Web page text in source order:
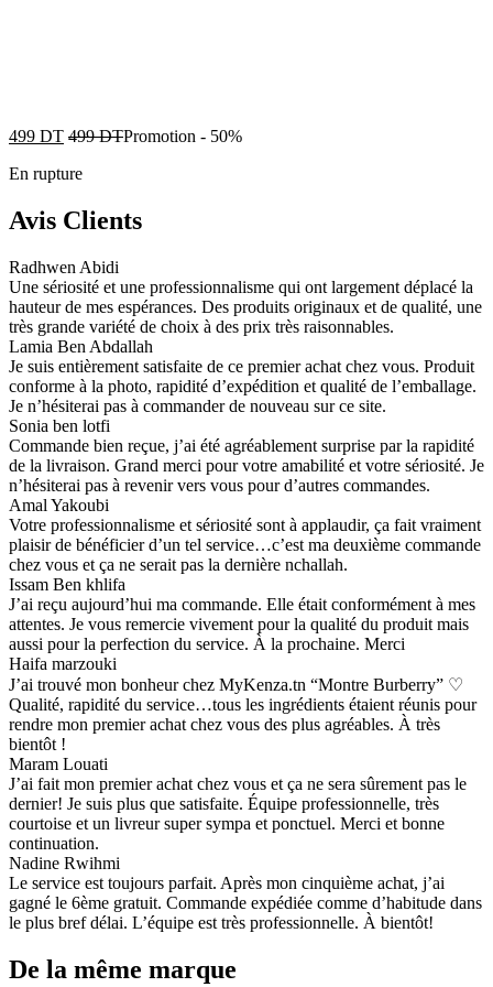
499 DT 499DTPromotion - 50%
En rupture
Avis Clients
Radhwen Abidi
Une sériosité et une professionnalisme qui ont largement déplacé la
hauteur de mes espérances. Des produits originaux et de qualité, une
très grande variété de choix à des prix très raisonnables.
Lamia Ben Abdallah
Je suis entièrement satisfaite de ce premier achat chez vous. Produit
conforme à la photo, rapidité d’expédition et qualité de l’emballage.
Je n’hésiterai pas à commander de nouveau sur ce site.
Sonia ben lotfi
Commande bien reçue, j’ai été agréablement surprise par la rapidité
de la livraison. Grand merci pour votre amabilité et votre sériosité. Je
n’hésiterai pas à revenir vers vous pour d’autres commandes.
Amal Yakoubi
Votre professionnalisme et sériosité sont à applaudir, ça fait vraiment
plaisir de bénéficier d’un tel service…c’est ma deuxième commande
chez vous et ça ne serait pas la dernière nchallah.
Issam Ben khlifa
J’ai reçu aujourd’hui ma commande. Elle était conformément à mes
attentes. Je vous remercie vivement pour la qualité du produit mais
aussi pour la perfection du service. À la prochaine. Merci
Haifa marzouki
J’ai trouvé mon bonheur chez MyKenza.tn “Montre Burberry” ♡
Qualité, rapidité du service…tous les ingrédients étaient réunis pour
rendre mon premier achat chez vous des plus agréables. À très
bientôt !
Maram Louati
J’ai fait mon premier achat chez vous et ça ne sera sûrement pas le
dernier! Je suis plus que satisfaite. Équipe professionnelle, très
courtoise et un livreur super sympa et ponctuel. Merci et bonne
continuation.
Nadine Rwihmi
Le service est toujours parfait. Après mon cinquième achat, j’ai
gagné le 6ème gratuit. Commande expédiée comme d’habitude dans
le plus bref délai. L’équipe est très professionnelle. À bientôt!
De la même marque